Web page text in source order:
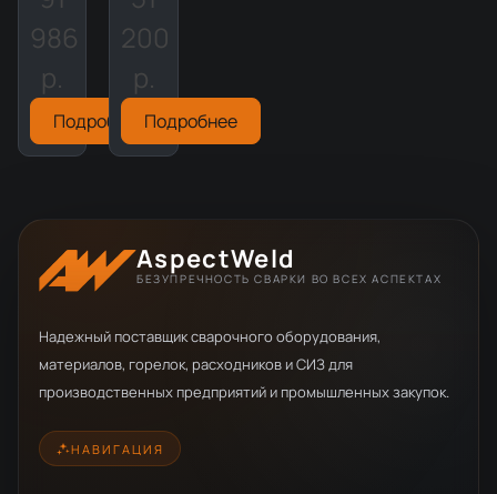
986
р.
Подробнее
200
р.
Подробнее
AspectWeld
БЕЗУПРЕЧНОСТЬ СВАРКИ ВО ВСЕХ АСПЕКТАХ
Надежный поставщик сварочного оборудования,
материалов, горелок, расходников и СИЗ для
производственных предприятий и промышленных закупок.
НАВИГАЦИЯ